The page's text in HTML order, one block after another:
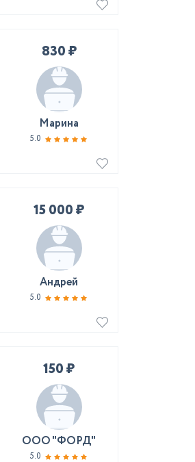
830 ₽
Марина
5.0
15 000 ₽
Андрей
5.0
150 ₽
ООО "ФОРД"
5.0